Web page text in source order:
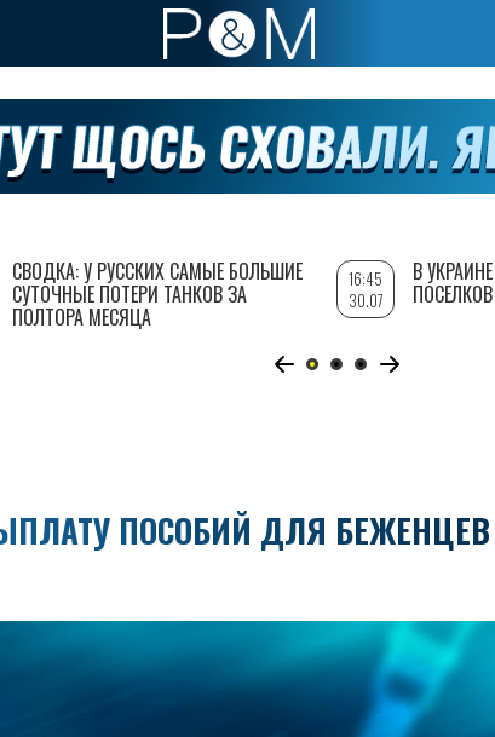
ПОСОБИЙ ДЛЯ
СВОДКА: У РУССКИХ САМЫЕ БОЛЬШИЕ
СУТОЧНЫЕ ПОТЕРИ ТАНКОВ ЗА
ПОЛТОРА МЕСЯЦА
16:45
30.07
В